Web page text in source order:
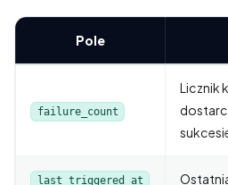
Pole
failure_count
Licznik
last_triggered_at